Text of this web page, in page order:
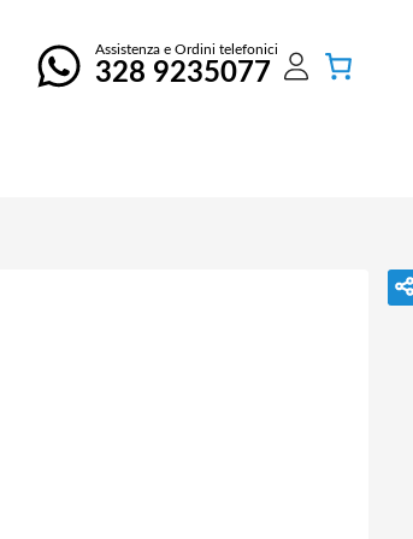
Assistenza e Ordini telefonici
328 9235077